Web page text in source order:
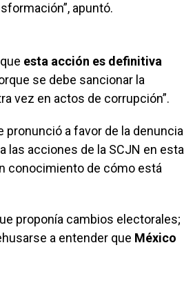
apuntó.
esta acción es definitiva
se debe sancionar la
vez en actos de corrupción”.
pronunció a favor de la denuncia
las acciones de la SCJN en esta
conocimiento de cómo está
proponía cambios electorales;
a entender que México